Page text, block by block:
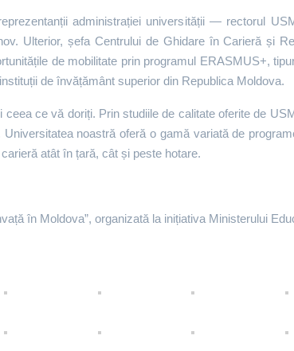
administrației universității — rectorul
Ulterior, șefa Centrului de Ghidare în Carieră și
de mobilitate prin programul ERASMUS+,
de învățământ superior din Republica Moldova.
ce vă doriți. Prin studiile de calitate oferite de
noastră oferă o gamă variată de
atât în țară, cât și peste hotare.
în Moldova”, organizată la inițiativa Ministerului